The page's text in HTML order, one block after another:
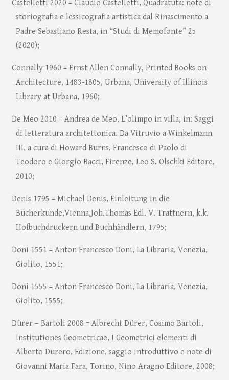
Castelletti 2020 = Claudio Castelletti, Quadratuta: note di
storiografia e lessicografia artistica dal Rinascimento a
Padre Sebastiano Resta, in “Studi di Memofonte” 25
(2020);
Connally 1960 = Ernst Allen Connally, Printed Books on
Architecture, 1483-1805, Urbana, University of Illinois
Library at Urbana, 1960;
De Meo 2010 = Andrea de Meo, L’olimpo in villa, in: Saggi
di letteratura architettonica. Da Vitruvio a Winkelmann
III, a cura di Howard Burns, Francesco di Paolo di
Teodoro e Giorgio Bacci, Firenze, Leo S. Olschki Editore,
2010;
Denis 1795 = Michael Denis, Einleitung in die
Bücherkunde,Vienna,Joh.Thomas Edl. V. Trattnern, k.k.
Hofbuchdruckern und Buchhändlern, 1795;
Doni 1551 = Anton Francesco Doni, La Libraria, Venezia,
Giolito, 1551;
Doni 1555 = Anton Francesco Doni, La Libraria, Venezia,
Giolito, 1555;
Dürer – Bartoli 2008 = Albrecht Dürer, Cosimo Bartoli,
Institutiones Geometricae, I Geometrici elementi di
Alberto Durero, Edizione, saggio introduttivo e note di
Giovanni Maria Fara, Torino, Nino Aragno Editore, 2008;